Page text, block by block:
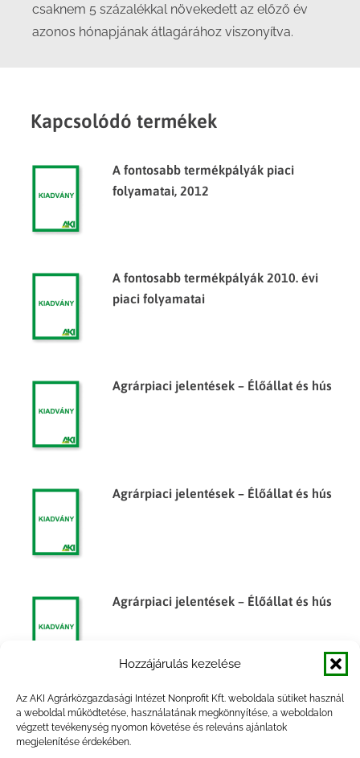
Hozzájárulás kezelése
Az AKI Agrárközgazdasági Intézet Nonprofit Kft. weboldala sütiket használ
a weboldal működtetése, használatának megkönnyítése, a weboldalon
végzett tevékenység nyomon követése és releváns ajánlatok
megjelenítése érdekében.
csaknem 5 százalékkal növekedett az előző év
azonos hónapjának átlagárához viszonyítva.
Kapcsolódó termékek
A fontosabb termékpályák piaci
folyamatai, 2012
A fontosabb termékpályák 2010. évi
piaci folyamatai
Agrárpiaci jelentések – Élőállat és hús
Agrárpiaci jelentések – Élőállat és hús
Agrárpiaci jelentések – Élőállat és hús
Egyes élelmiszeripari termékek
árumérlege, 2010. év